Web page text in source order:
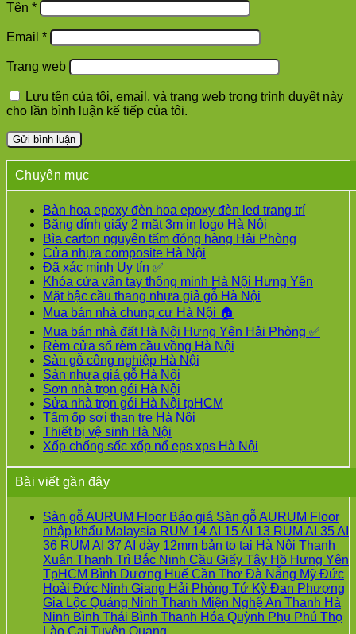
Tên *
Email *
Trang web
Lưu tên của tôi, email, và trang web trong trình duyệt này
cho lần bình luận kế tiếp của tôi.
Chuyên mục
Bàn hoa epoxy đèn hoa epoxy đèn led trang trí
Băng dính giấy 2 mặt 3m in logo Hà Nội
Bìa carton nguyên tấm đóng hàng Hải Phòng
Cửa nhựa composite Hà Nội
Đã xác minh Uy tín ✅
Khóa cửa vân tay thông minh Hà Nội Hưng Yên
Mặt bậc cầu thang nhựa giả gỗ Hà Nội
Mua bán nhà chung cư Hà Nội 🏠
Mua bán nhà đất Hà Nội Hưng Yên Hải Phòng ✅
Rèm cửa sổ rèm cầu vồng Hà Nội
Sàn gỗ công nghiệp Hà Nội
Sàn nhựa giả gỗ Hà Nội
Sơn nhà trọn gói Hà Nội
Sửa nhà trọn gói Hà Nội tpHCM
Tấm ốp sợi than tre Hà Nội
Thiết bị vệ sinh Hà Nội
Xốp chống sốc xốp nổ eps xps Hà Nội
Bài viết gần đây
Sàn gỗ AURUM Floor Báo giá Sàn gỗ AURUM Floor
nhập khẩu Malaysia RUM 14 AI 15 AI 13 RUM AI 35 AI
36 RUM AI 37 AI dày 12mm bản to tại Hà Nội Thanh
Xuân Thanh Trì Bắc Ninh Cầu Giấy Tây Hồ Hưng Yên
TpHCM Bình Dương Huế Cần Thơ Đà Nẵng Mỹ Đức
Hoài Đức Ninh Giang Hải Phòng Tứ Kỳ Đan Phượng
Gia Lộc Quảng Ninh Thanh Miện Nghệ An Thanh Hà
Ninh Bình Thái Bình Thanh Hóa Quỳnh Phụ Phú Thọ
Lào Cai Tuyên Quang